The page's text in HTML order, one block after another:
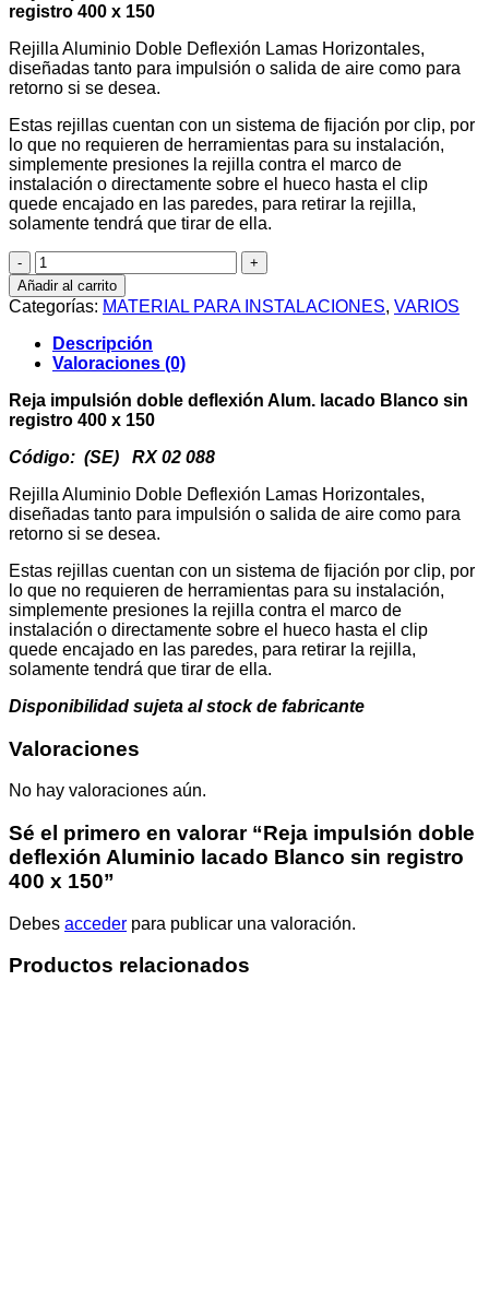
registro 400 x 150
Rejilla Aluminio Doble Deflexión Lamas Horizontales,
diseñadas tanto para impulsión o salida de aire como para
retorno si se desea.
Estas rejillas cuentan con un sistema de fijación por clip, por
lo que no requieren de herramientas para su instalación,
simplemente presiones la rejilla contra el marco de
instalación o directamente sobre el hueco hasta el clip
quede encajado en las paredes, para retirar la rejilla,
solamente tendrá que tirar de ella.
Reja
impulsión
doble
deflexión
Aluminio
lacado
Blanco
sin
registro
x
cantidad
Añadir al carrito
Categorías: MATERIAL PARA INSTALACIONES, VARIOS
Descripción
Valoraciones (0)
Reja impulsión doble deflexión Alum. lacado Blanco sin
registro 400 x 150
Código: (SE) RX 02 088
Rejilla Aluminio Doble Deflexión Lamas Horizontales,
diseñadas tanto para impulsión o salida de aire como para
retorno si se desea.
Estas rejillas cuentan con un sistema de fijación por clip, por
lo que no requieren de herramientas para su instalación,
simplemente presiones la rejilla contra el marco de
instalación o directamente sobre el hueco hasta el clip
quede encajado en las paredes, para retirar la rejilla,
solamente tendrá que tirar de ella.
Disponibilidad sujeta al stock de fabricante
Valoraciones
No hay valoraciones aún.
Sé el primero en valorar “Reja impulsión doble
deflexión Aluminio lacado Blanco sin registro
400 x 150”
Debes acceder para publicar una valoración.
Productos relacionados